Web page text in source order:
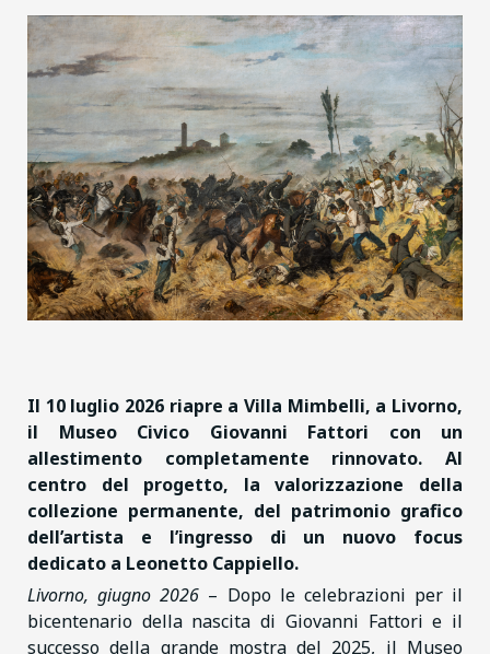
Il 10 luglio 2026 riapre a Villa Mimbelli, a Livorno,
il Museo Civico Giovanni Fattori con un
allestimento completamente rinnovato. Al
centro del progetto, la valorizzazione della
collezione permanente, del patrimonio grafico
dell’artista e l’ingresso di un nuovo focus
dedicato a Leonetto Cappiello.
Livorno, giugno 2026 – Dopo le celebrazioni per il
bicentenario della nascita di Giovanni Fattori e il
successo della grande mostra del 2025, il Museo